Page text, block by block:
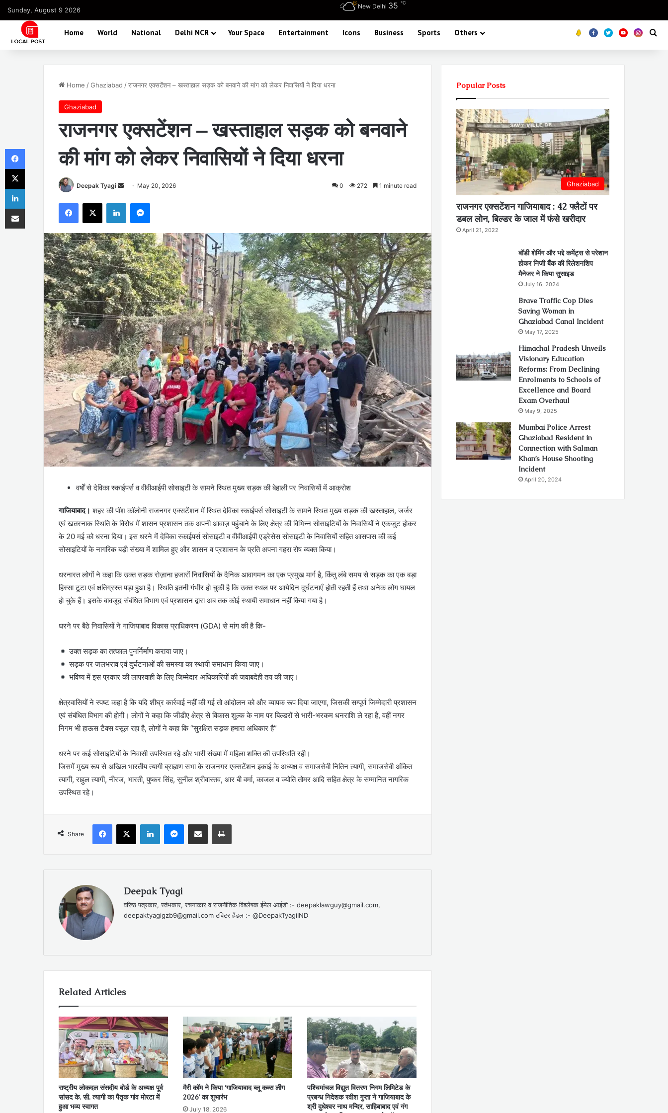
Sunday, August 9 2026 New Delhi 35 ℃
Home World National Delhi NCR Your Space Entertainment Icons Business Sports Others Koo FB TwitterYoutube
Home /Ghaziabad /राजनगर एक्सटेंशन – खस्ताहाल सड़क को बनवाने की मांग को लेकर निवासियों ने दिया धरना
Ghaziabad
राजनगर एक्सटेंशन – खस्ताहाल सड़क को बनवाने
की मांग को लेकर निवासियों ने दिया धरना
Deepak Tyagi
Send
email
May 20, 2026 0 272 1 minute read
Facebook
X LinkedInMessenger
वर्षों से देविका स्काईपर्स व वीवीआईपी सोसाइटी के सामने स्थित मुख्य सड़क की बेहाली पर निवासियों में आक्रोश
गाजियाबाद।‌ शहर की पॉश कॉलोनी राजनगर एक्सटेंशन में स्थित देविका स्काईपर्स सोसाइटी के सामने स्थित मुख्य सड़क की खस्ताहाल, जर्जर
एवं खतरनाक स्थिति के विरोध में शासन प्रशासन तक अपनी आवाज़ पहुंचाने के लिए क्षेत्र की विभिन्न सोसाइटियों के निवासियों ने एकजुट होकर
के 20 मई को धरना दिया। इस धरने में देविका स्काईपर्स सोसाइटी व वीवीआईपी एड्रेसेस सोसाइटी के निवासियों सहित आसपास की कई
सोसाइटियों के नागरिक बड़ी संख्या में शामिल हुए और शासन व प्रशासन के प्रति अपना गहरा रोष व्यक्त किया।
धरनारत लोगों ने कहा कि उक्त सड़क रोज़ाना हजारों निवासियों के दैनिक आवागमन का एक प्रमुख मार्ग है, किंतु लंबे समय से सड़क का एक बड़ा
हिस्सा टूटा एवं क्षतिग्रस्त पड़ा हुआ है। स्थिति इतनी गंभीर हो चुकी है कि उक्त स्थल पर आयेदिन दुर्घटनाएँ होती रहती हैं तथा अनेक लोग घायल
हो चुके हैं। इसके बावजूद संबंधित विभाग एवं प्रशासन द्वारा अब तक कोई स्थायी समाधान नहीं किया गया है।
धरने पर बैठे निवासियों ने गाजियाबाद विकास प्राधिकरण (GDA) से मांग की है कि-
उक्त सड़क का तत्काल पुनर्निर्माण कराया जाए।
सड़क पर जलभराव एवं दुर्घटनाओं की समस्या का स्थायी समाधान किया जाए।
भविष्य में इस प्रकार की लापरवाही के लिए जिम्मेदार अधिकारियों की जवाबदेही तय की जाए।
क्षेत्रवासियों ने स्पष्ट कहा है कि यदि शीघ्र कार्रवाई नहीं की गई तो आंदोलन को और व्यापक रूप दिया जाएगा, जिसकी सम्पूर्ण जिम्मेदारी प्रशासन
एवं संबंधित विभाग की होगी। लोगों ने कहा कि जीडीए क्षेत्र से विकास शुल्क के नाम पर बिल्डरों से भारी-भरकम धनराशि ले रहा है, वहीं नगर
निगम भी हाऊस टैक्स वसूल रहा है, लोगों ने कहा कि “सुरक्षित सड़क हमारा अधिकार है”
धरने पर कई सोसाइटियों के निवासी उपस्थित रहे और भारी संख्या में महिला शक्ति की उपस्थिति रही।
जिसमें मुख्य रूप से अखिल भारतीय त्यागी ब्राह्मण सभा के राजनगर एक्सटेंशन इकाई के अध्यक्ष व समाजसेवी नितिन त्यागी, समाजसेवी अंकित
त्यागी, राहुल त्यागी, नीरज, भारती, पुष्कर सिंह, सुनील श्रीवास्तव, आर बी वर्मा, काजल व ज्योति तोमर आदि सहित क्षेत्र के सम्मानित नागरिक
उपस्थित रहे।
Share
Facebook
X LinkedInMessenger
Share via Email Print
Deepak Tyagi
वरिष्ठ पत्रकार, स्तंभकार, रचनाकार व राजनीतिक विश्लेषक ईमेल आईडी :- deepaklawguy@gmail.com,
deepaktyagigzb9@gmail.com टविटर हैंडल :- @DeepakTyagiIND
Related Articles
राष्ट्रीय लोकदल संसदीय बोर्ड के अध्यक्ष पूर्व
सांसद के. सी. त्यागी का पैतृक गांव मोरटा में
हुआ भव्य स्वागत
मैरी कॉम ने किया ‘गाजियाबाद ब्लू कब्स लीग
2026’ का शुभारंभ
July 18, 2026
पश्चिमांचल विद्युत वितरण निगम लिमिटेड के
प्रबन्ध निदेशक रवीश गुप्ता ने गाजियाबाद के
श्री दुधेश्वर नाथ मन्दिर, साहिबाबाद एवं गंग
Popular Posts
Ghaziabad
राजनगर एक्सटेंशन गाजियाबाद : 42 फ्लैटों पर
डबल लोन, बिल्डर के जाल में फंसे खरीदार
April 21, 2022
बॉडी शेमिंग और भद्दे कमेंट्स से परेशान
होकर निजी बैंक की रिलेशनशिप
मैनेजर ने किया सुसाइड
July 16, 2024
Brave Traffic Cop Dies
Saving Woman in
Ghaziabad Canal Incident
May 17, 2025
Himachal Pradesh Unveils
Visionary Education
Reforms: From Declining
Enrolments to Schools of
Excellence and Board
Exam Overhaul
May 9, 2025
Mumbai Police Arrest
Ghaziabad Resident in
Connection with Salman
Khan’s House Shooting
Incident
April 20, 2024
Facebook
X
LinkedIn
Share via Email